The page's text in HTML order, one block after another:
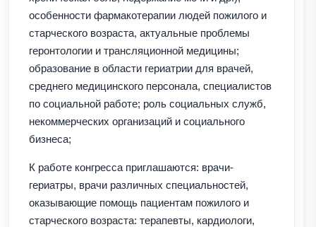
особенности фармакотерапии людей пожилого и
старческого возраста, актуальные проблемы
геронтологии и трансляционной медицины;
образование в области гериатрии для врачей,
среднего медицинского персонала, специалистов
по социальной работе; роль социальных служб,
некоммерческих организаций и социального
бизнеса;
К работе конгресса приглашаются: врачи-
гериатры, врачи различных специальностей,
оказывающие помощь пациентам пожилого и
старческого возраста: терапевты, кардиологи,